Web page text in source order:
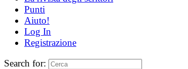
Punti
Aiuto!
Log In
Registrazione
Search for: